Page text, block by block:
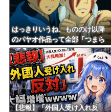
はっきりいうね、もののけ以降
のパヤオ作品って全部「つまら
ない」
【悲報】「外国人受け入れ反